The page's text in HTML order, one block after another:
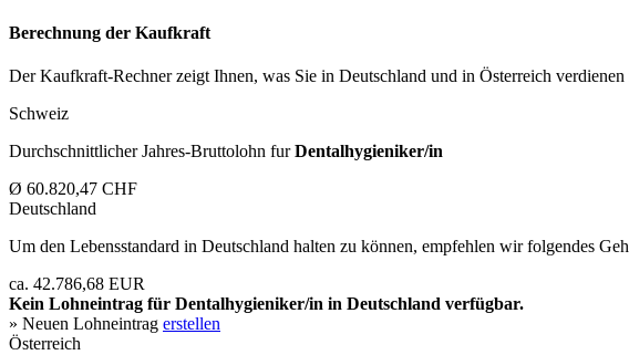
Berechnung der Kaufkraft
Der Kaufkraft-Rechner zeigt Ihnen, was Sie in Deutschland und in Österreich
Schweiz
Durchschnittlicher Jahres-Bruttolohn furDentalhygieniker/in
Ø 60.820,47 CHF
Deutschland
Um den Lebensstandard in Deutschland halten zu können, empfehlen wir folgendes
ca. 42.786,68 EUR
Kein Lohneintrag für Dentalhygieniker/in in Deutschland verfügbar.
» Neuen Lohneintrag erstellen
Österreich